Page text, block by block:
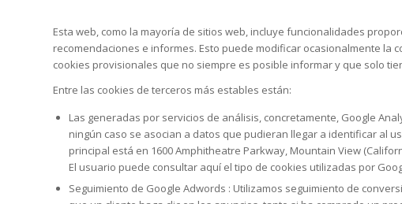
Esta web, como la mayoría de sitios web, incluye funcionalidades
recomendaciones e informes. Esto puede modificar ocasionalmente
cookies provisionales que no siempre es posible informar y que solo
Entre las cookies de terceros más estables están:
Las generadas por servicios de análisis, concretamente, Google
ningún caso se asocian a datos que pudieran llegar a identificar al
principal está en 1600 Amphitheatre Parkway, Mountain View
El usuario puede consultar aquí el tipo de cookies utilizadas por
Seguimiento de Google Adwords : Utilizamos seguimiento de